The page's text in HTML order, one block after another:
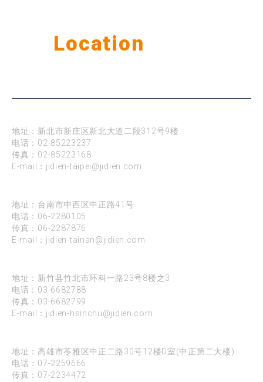
Location
地址：新北市新庄区新北大道二段312号9楼
电话： 02-85223237
传真：02-85223168
E-mail： jidien-taipei@jidien.com
地址：台南市中西区中正路41号
电话： 06-2280105
传真：06-2287876
E-mail： jidien-tainan@jidien.com
地址：新竹县竹北市环科一路23号8楼之3
电话： 03-6682788
传真：03-6682799
E-mail： jidien-hsinchu@jidien.com
地址：高雄市苓雅区中正二路30号12楼D室(中正第二大楼)
电话： 07-2259666
传真：07-2234472